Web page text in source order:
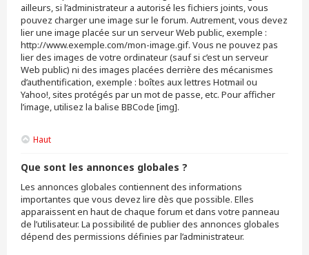
ailleurs, si l’administrateur a autorisé les fichiers joints, vous
pouvez charger une image sur le forum. Autrement, vous devez
lier une image placée sur un serveur Web public, exemple :
http://www.exemple.com/mon-image.gif. Vous ne pouvez pas
lier des images de votre ordinateur (sauf si c’est un serveur
Web public) ni des images placées derrière des mécanismes
d’authentification, exemple : boîtes aux lettres Hotmail ou
Yahoo!, sites protégés par un mot de passe, etc. Pour afficher
l’image, utilisez la balise BBCode [img].
Haut
Que sont les annonces globales ?
Les annonces globales contiennent des informations
importantes que vous devez lire dès que possible. Elles
apparaissent en haut de chaque forum et dans votre panneau
de l’utilisateur. La possibilité de publier des annonces globales
dépend des permissions définies par l’administrateur.